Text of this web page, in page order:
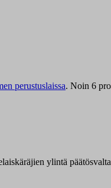
perustuslaissa. Noin 6
ylintä